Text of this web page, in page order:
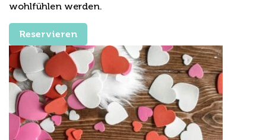
wohlfühlen werden.
Reservieren